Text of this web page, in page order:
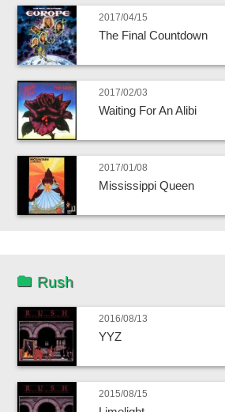
2017/04/15
The Final Countdown
2017/02/03
Waiting For An Alibi
2017/01/08
Mississippi Queen
Rush
2016/08/13
YYZ
2015/08/15